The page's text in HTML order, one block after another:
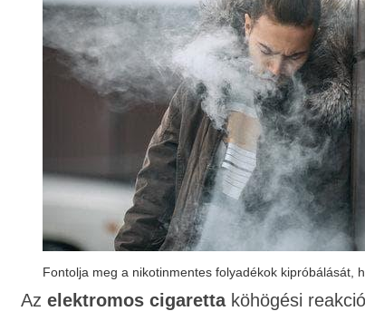
Fontolja meg a nikotinmentes folyadékok kipróbálását,
Azelektromos cigarettaköhögési